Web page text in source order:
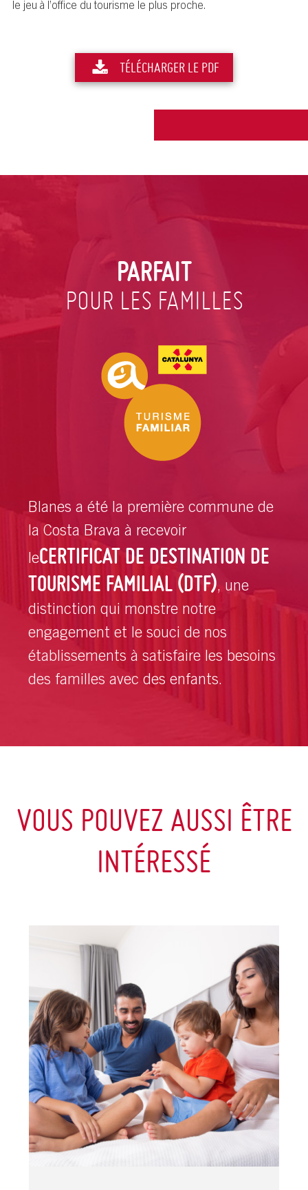
le jeu à l’office du tourisme le plus proche.
TÉLÉCHARGER LE PDF
PARFAIT
POUR LES FAMILLES
Blanes a été la première commune de
la Costa Brava à recevoir
leCERTIFICAT DE DESTINATION DE
TOURISME FAMILIAL (DTF), une
distinction qui monstre notre
engagement et le souci de nos
établissements à satisfaire les besoins
des familles avec des enfants.
VOUS POUVEZ AUSSI ÊTRE
INTÉRESSÉ